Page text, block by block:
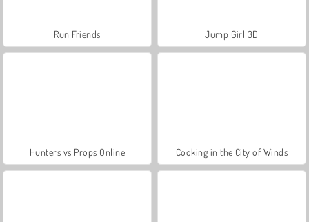
Run Friends Jump Girl 3D
Hunters vs Props Online Cooking in the City of Winds